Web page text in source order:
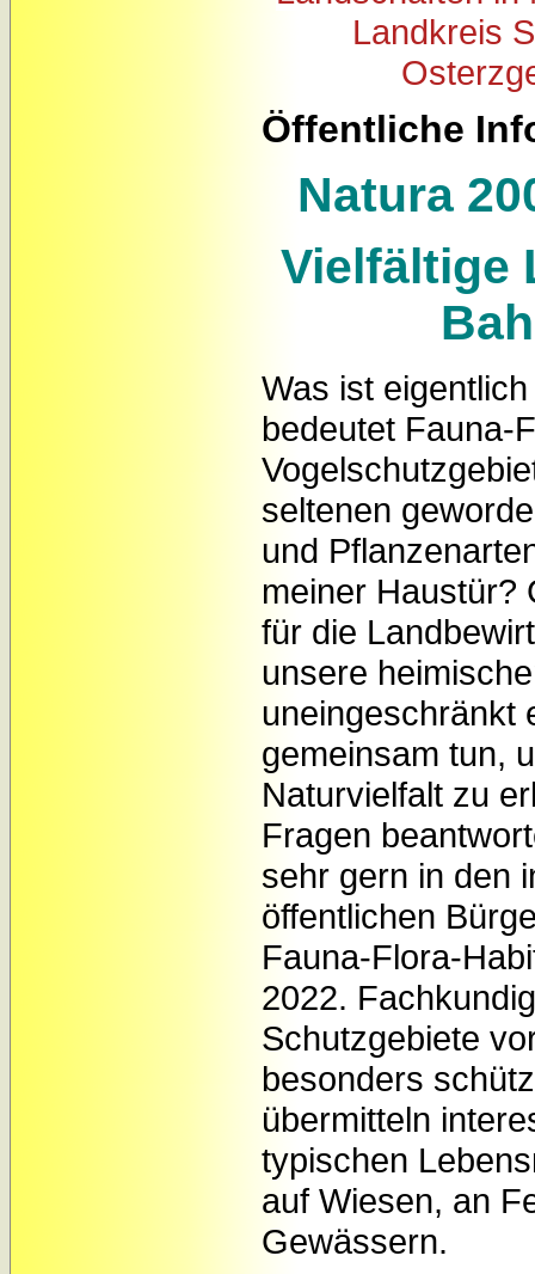
Landkreis
Öffentliche
Natura
Vielfältige
Was ist
bedeutet Fauna-
seltenen
und
meiner Haustür?
für die
unsere
uneingeschränkt
gemeinsam tun,
Naturvielfalt zu
Fragen
sehr gern in den
öffentlichen
Fauna-Flora-
2022.
Schutzgebiete
besonders
übermitteln
typischen
auf Wiesen, an
Gewässern.